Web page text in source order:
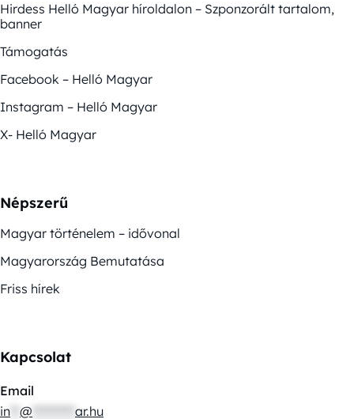
Hirdess Helló Magyar híroldalon – Szponzorált tartalom,
banner
Támogatás
Facebook – Helló Magyar
Instagram – Helló Magyar
X- Helló Magyar
Népszerű
Magyar történelem – idővonal
Magyarország Bemutatása
Friss hírek
Kapcsolat
Email
in @ ar.hu